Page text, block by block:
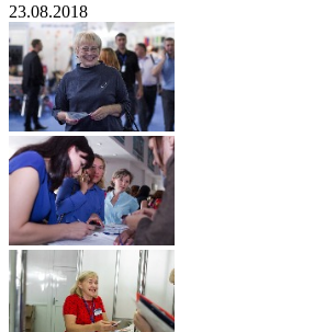
23.08.2018